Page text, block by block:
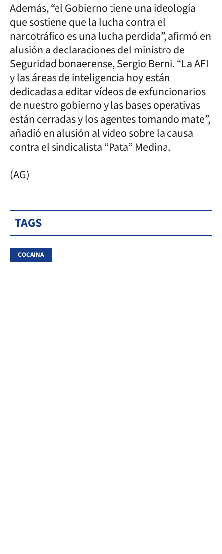
Además, “el Gobierno tiene una ideología
que sostiene que la lucha contra el
narcotráfico es una lucha perdida”, afirmó en
alusión a declaraciones del ministro de
Seguridad bonaerense, Sergio Berni. “La AFI
y las áreas de inteligencia hoy están
dedicadas a editar vídeos de exfuncionarios
de nuestro gobierno y las bases operativas
están cerradas y los agentes tomando mate”,
añadió en alusión al video sobre la causa
contra el sindicalista “Pata” Medina.
(AG)
TAGS
COCAÍNA